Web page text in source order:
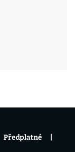
Předplatné